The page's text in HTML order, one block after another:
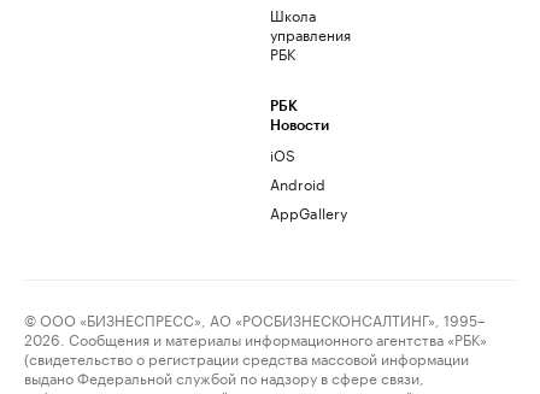
Школа
управления
РБК
РБК
Новости
iOS
Android
AppGallery
© ООО «БИЗНЕСПРЕСС», АО «РОСБИЗНЕСКОНСАЛТИНГ», 1995–
2026. Сообщения и материалы информационного агентства «РБК»
(свидетельство о регистрации средства массовой информации
выдано Федеральной службой по надзору в сфере связи,